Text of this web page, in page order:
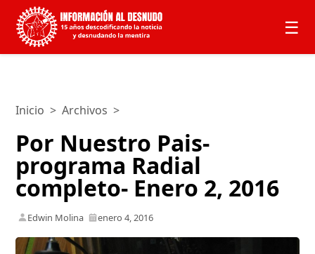
☰
Inicio >Archivos >
Por Nuestro Pais-
programa Radial
completo- Enero 2, 2016
Edwin Molina enero 4, 2016